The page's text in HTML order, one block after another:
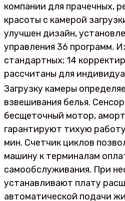
компании для прачечных,
красоты с камерой
улучшен дизайн,
управления 36 программ.
стандартных; 14
рассчитаны для
Загрузку камеры
взвешивания белья.
бесщеточный мотор,
гарантируют тихую
мин. Счетчик циклов
машину к терминалам
самообслуживания. При
устанавливают плату
автоматической подачи